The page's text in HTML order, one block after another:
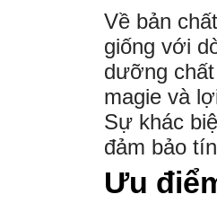
Về bản
giống với
dưỡng
magie và
Sự khác
đảm bảo
Ưu